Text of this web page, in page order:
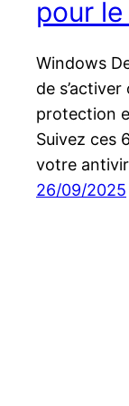
pour
Windows
de
protection
Suivez ces
votre
26/09/2025